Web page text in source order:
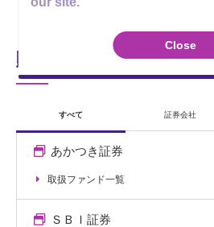
購入できる金融機関
すべて 証券会社
あかつき証券
取扱ファンド一覧
ＳＢＩ証券
Close